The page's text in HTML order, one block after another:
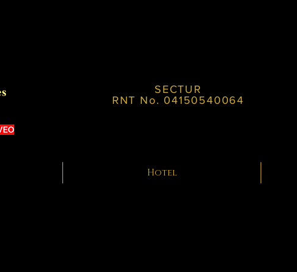
SECTUR
RNT No. 04150540064
Hotel